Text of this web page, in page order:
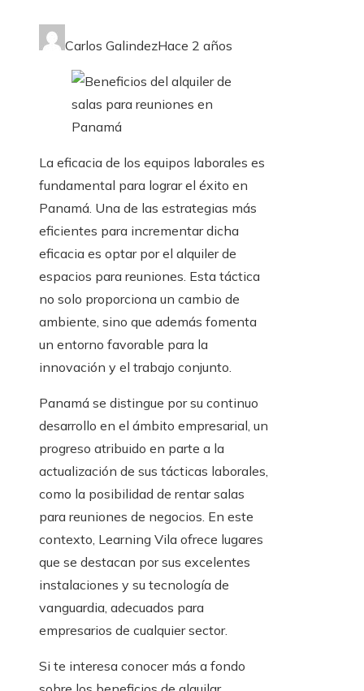
Carlos GalindezHace 2 años
La eficacia de los equipos laborales es
fundamental para lograr el éxito en
Panamá. Una de las estrategias más
eficientes para incrementar dicha
eficacia es optar por el alquiler de
espacios para reuniones. Esta táctica
no solo proporciona un cambio de
ambiente, sino que además fomenta
un entorno favorable para la
innovación y el trabajo conjunto.
Panamá se distingue por su continuo
desarrollo en el ámbito empresarial, un
progreso atribuido en parte a la
actualización de sus tácticas laborales,
como la posibilidad de rentar salas
para reuniones de negocios. En este
contexto, Learning Vila ofrece lugares
que se destacan por sus excelentes
instalaciones y su tecnología de
vanguardia, adecuados para
empresarios de cualquier sector.
Si te interesa conocer más a fondo